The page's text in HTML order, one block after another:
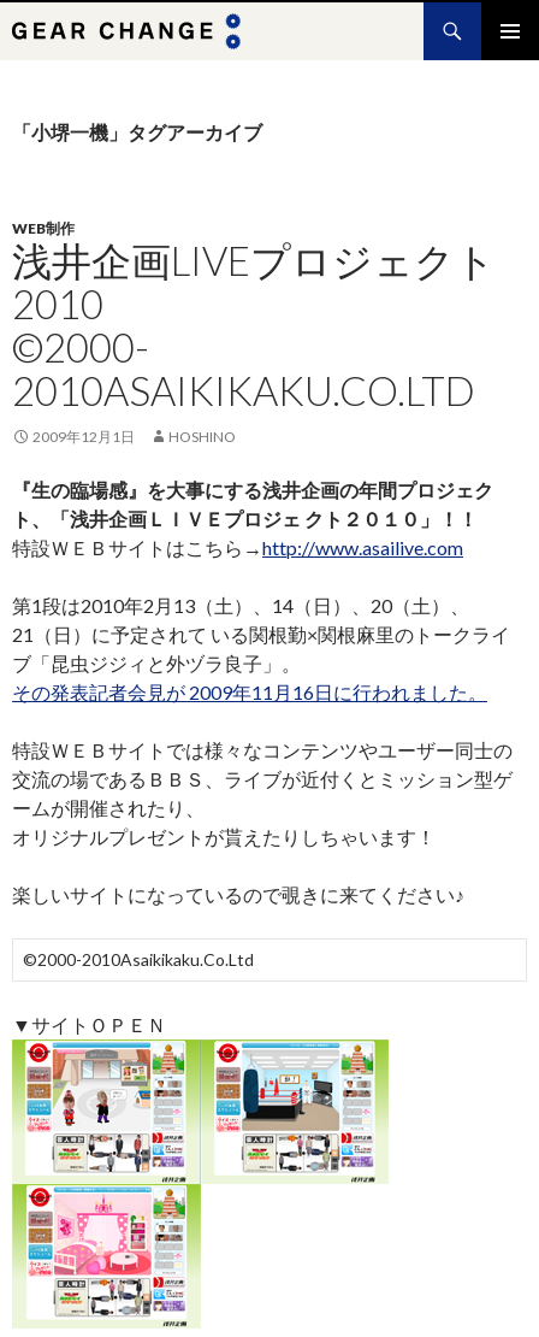
検
索
ン
キ
ッ
プ
「小堺一機」タグアーカイブ
WEB制作
浅井企画LIVEプロジェクト
2010
©2000-
2010ASAIKIKAKU.CO.LTD
2009年12月1日 HOSHINO
『生の臨場感』を大事にする浅井企画の年間プロジェク
ト、「浅井企画ＬＩＶＥプロジェ クト２０１０」！！
特設ＷＥＢサイトはこちら→http://www.asailive.com
第1段は2010年2月13（土）、14（日）、20（土）、
21（日）に予定されて いる関根勤×関根麻里のトークライ
ブ「昆虫ジジィと外ヅラ良子」。
その発表記者会見が 2009年11月16日に行われました。
特設ＷＥＢサイトでは様々なコンテンツやユーザー同士の
交流の場であるＢＢＳ、ライブが近付くとミッション型ゲ
ームが開催されたり、
オリジナルプレゼントが貰えたりしちゃいます！
楽しいサイトになっているので覗きに来てください♪
©2000-2010Asaikikaku.Co.Ltd
▼サイトＯＰＥＮ